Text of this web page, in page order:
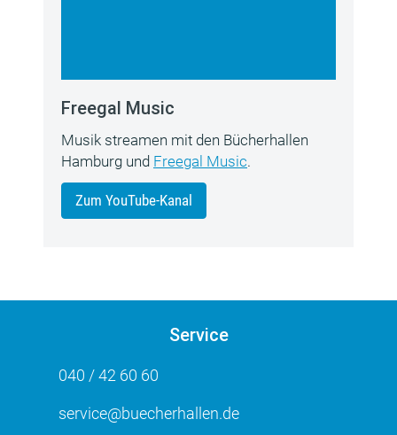
Freegal Music
Musik streamen mit den Bücherhallen
Hamburg und Freegal Music.
Zum YouTube-Kanal
Service
040 / 42 60 60
service@buecherhallen.de